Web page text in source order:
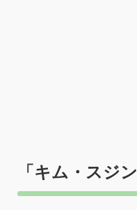
「キム・スジン